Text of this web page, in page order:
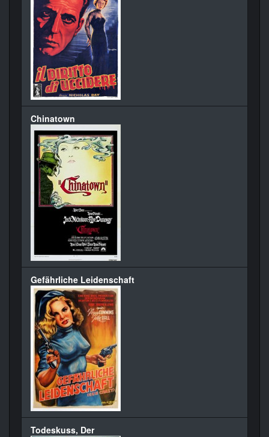
Chinatown
Gefährliche Leidenschaft
Todeskuss, Der